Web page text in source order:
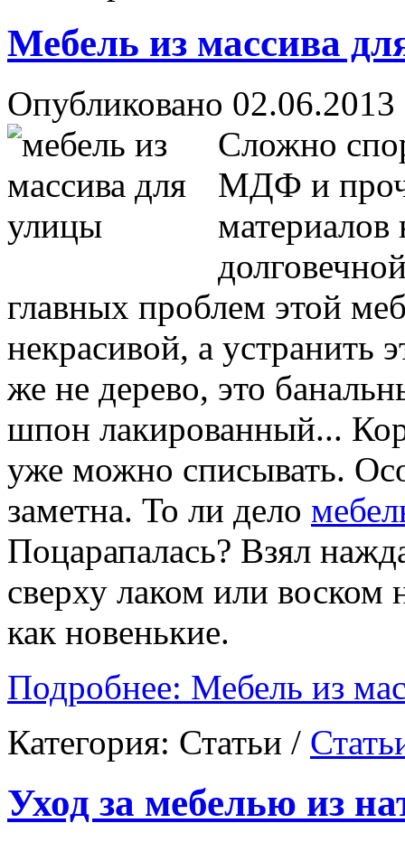
Мебель из массива
Опубликовано
Сложно
МДФ и
материалов
главных проблем этой
некрасивой, а устранить
же не дерево, это
шпон лакированный...
уже можно списывать.
заметна. То ли дело
Поцарапалась? Взял
сверху лаком или воском
как новенькие.
Подробнее: Мебель из
Категория: Статьи /
Уход за мебелью из